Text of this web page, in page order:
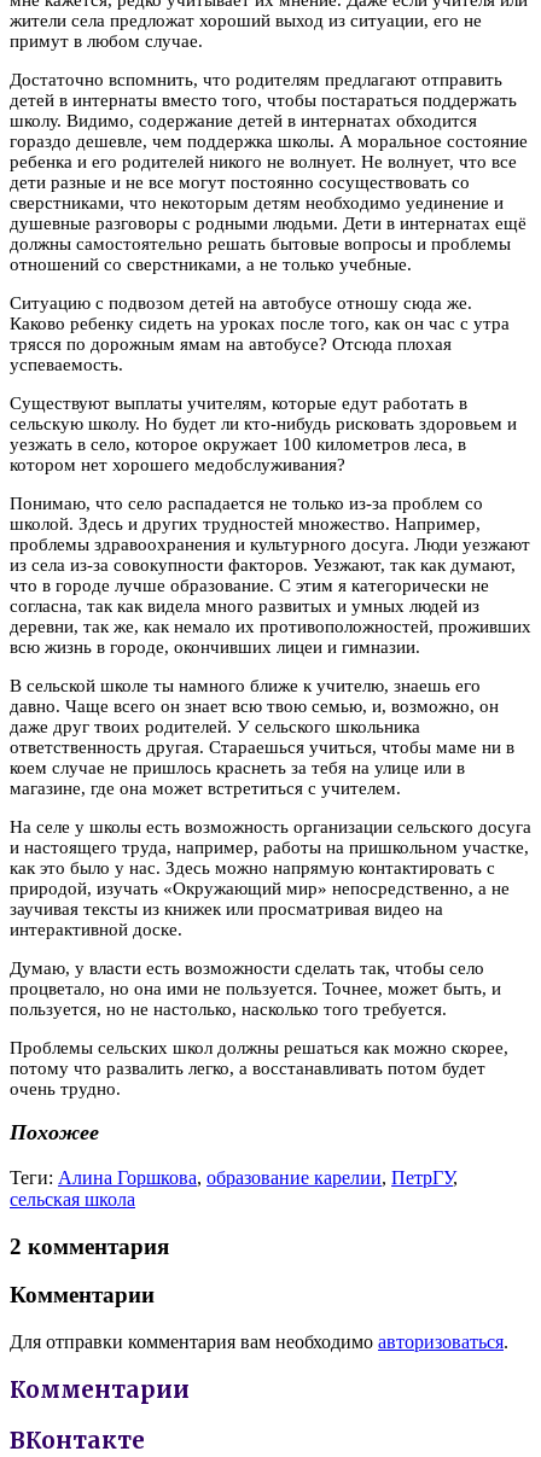
жители села предложат хороший выход из ситуации, его не
примут в любом случае.
Достаточно вспомнить, что родителям предлагают отправить
детей в интернаты вместо того, чтобы постараться поддержать
школу. Видимо, содержание детей в интернатах обходится
гораздо дешевле, чем поддержка школы. А моральное состояние
ребенка и его родителей никого не волнует. Не волнует, что все
дети разные и не все могут постоянно сосуществовать со
сверстниками, что некоторым детям необходимо уединение и
душевные разговоры с родными людьми. Дети в интернатах ещё
должны самостоятельно решать бытовые вопросы и проблемы
отношений со сверстниками, а не только учебные.
Ситуацию с подвозом детей на автобусе отношу сюда же.
Каково ребенку сидеть на уроках после того, как он час с утра
трясся по дорожным ямам на автобусе? Отсюда плохая
успеваемость.
Существуют выплаты учителям, которые едут работать в
сельскую школу. Но будет ли кто-нибудь рисковать здоровьем и
уезжать в село, которое окружает 100 километров леса, в
котором нет хорошего медобслуживания?
Понимаю, что село распадается не только из-за проблем со
школой. Здесь и других трудностей множество. Например,
проблемы здравоохранения и культурного досуга. Люди уезжают
из села из-за совокупности факторов. Уезжают, так как думают,
что в городе лучше образование. С этим я категорически не
согласна, так как видела много развитых и умных людей из
деревни, так же, как немало их противоположностей, проживших
всю жизнь в городе, окончивших лицеи и гимназии.
В сельской школе ты намного ближе к учителю, знаешь его
давно. Чаще всего он знает всю твою семью, и, возможно, он
даже друг твоих родителей. У сельского школьника
ответственность другая. Стараешься учиться, чтобы маме ни в
коем случае не пришлось краснеть за тебя на улице или в
магазине, где она может встретиться с учителем.
На селе у школы есть возможность организации сельского досуга
и настоящего труда, например, работы на пришкольном участке,
как это было у нас. Здесь можно напрямую контактировать с
природой, изучать «Окружающий мир» непосредственно, а не
заучивая тексты из книжек или просматривая видео на
интерактивной доске.
Думаю, у власти есть возможности сделать так, чтобы село
процветало, но она ими не пользуется. Точнее, может быть, и
пользуется, но не настолько, насколько того требуется.
Проблемы сельских школ должны решаться как можно скорее,
потому что развалить легко, а восстанавливать потом будет
очень трудно.
Похожее
Теги: Алина Горшкова, образование карелии, ПетрГУ,
сельская школа
2 комментария
Комментарии
Для отправки комментария вам необходимо авторизоваться.
Комментарии
ВКонтакте